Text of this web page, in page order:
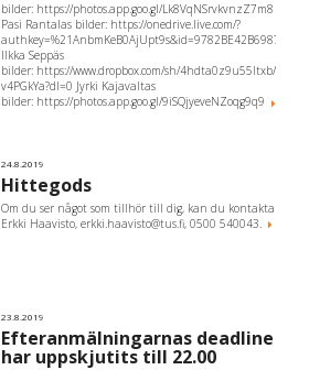
bilder: https://photos.app.goo.gl/Lk8VqNSrvkvnzZ7m8
Pasi Rantalas bilder: https://onedrive.live.com/?
Ilkka Seppäs
bilder: https://www.dropbox.com/sh/4hdta0z9u55ltxb/
v4PGkYa?dl=0 Jyrki Kajavaltas
bilder: https://photos.app.goo.gl/9iSQjyeveNZoqg9q9
24.8.2019
Hittegods
Om du ser något som tillhör till dig, kan du kontakta
Erkki Haavisto, erkki.haavisto@tus.fi, 0500 540043.
23.8.2019
Efteranmälningarnas deadline
har uppskjutits till 22.00